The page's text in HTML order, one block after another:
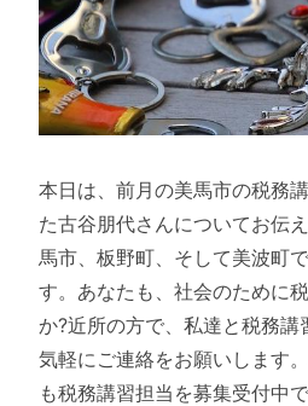
本日は、前月の美馬市の税務
た古谷朋代さんについてお伝
馬市、板野町、そして美波町
す。あなたも、社会のために
か?近所の方で、私達と税務講
気軽にご連絡をお願いします
も税務講習担当を募集受付中